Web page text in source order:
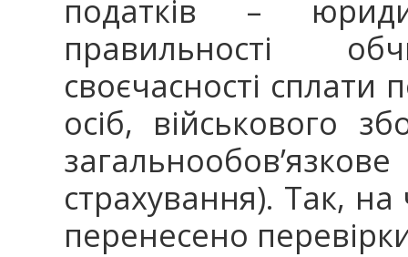
податків –
правильності
своєчасності сплати
осіб, військового
страхування). Так,
перенесено